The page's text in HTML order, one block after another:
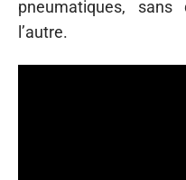
pneumatiques,
l’autre.